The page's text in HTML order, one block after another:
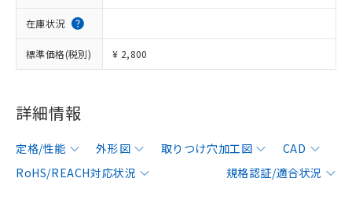
在庫状況
標準価格(税別) ¥ 2,800
詳細情報
定格/性能 外形図 取りつけ穴加工図
CAD
RoHS/REACH対応状況
規格認証/適合状況